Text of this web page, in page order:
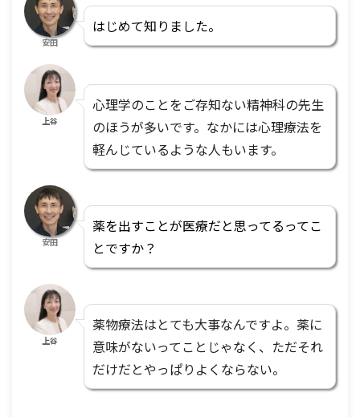
安田
はじめて知りました。
上谷
心理学のことをご存知ない精神科の先生
のほうが多いです。なかには心理療法を
軽んじているような人もいます。
安田
薬を出すことが医療だと思ってるってこ
とですか？
上谷
薬物療法はとても大事なんですよ。薬に
意味がないってことじゃなく、ただそれ
だけだとやっぱりよくならない。